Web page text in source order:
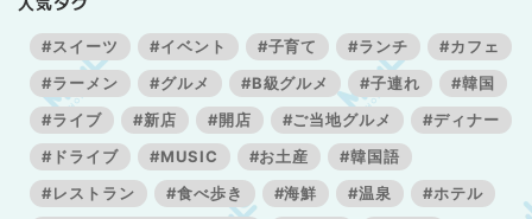
#スイーツ #イベント #子育て #ランチ
#カフェ
#ラーメン
#グルメ #B級グルメ #子連れ
#韓国
#ライブ
#新店 #開店 #ご当地グルメ
#ディナー
#ドライブ
#MUSIC #お土産
#韓国語
#レストラン
#食べ歩き #海鮮 #温泉
#ホテル